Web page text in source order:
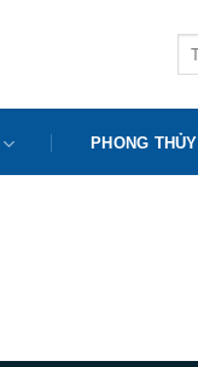
PHONG THỦY